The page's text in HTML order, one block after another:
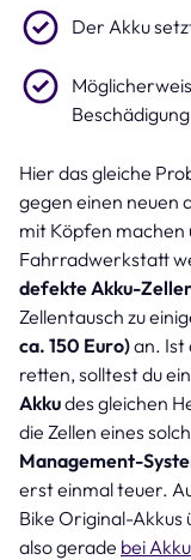
Der Akku
Hier das gleiche
gegen einen neuen
mit Köpfen machen
Fahrradwerkstatt
defekte Akku-
Zellentausch zu
ca. 150 Euro)an. Ist
retten, solltest du
Akkudes gleichen
die Zellen eines
Management-
erst einmal teuer.
Bike Original-
also gerade bei